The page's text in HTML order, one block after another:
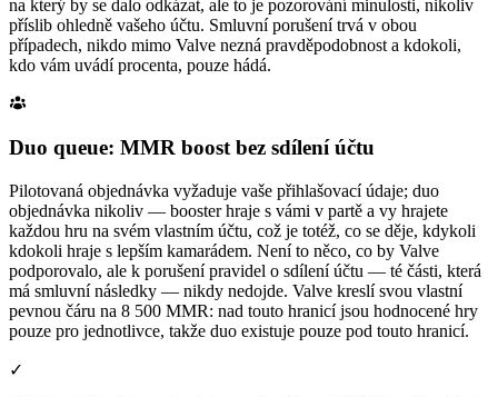
na který by se dalo odkázat, ale to je pozorování minulosti, nikoliv
příslib ohledně vašeho účtu. Smluvní porušení trvá v obou
případech, nikdo mimo Valve nezná pravděpodobnost a kdokoli,
kdo vám uvádí procenta, pouze hádá.
Duo queue: MMR boost bez sdílení účtu
Pilotovaná objednávka vyžaduje vaše přihlašovací údaje; duo
objednávka nikoliv — booster hraje s vámi v partě a vy hrajete
každou hru na svém vlastním účtu, což je totéž, co se děje, kdykoli
kdokoli hraje s lepším kamarádem. Není to něco, co by Valve
podporovalo, ale k porušení pravidel o sdílení účtu — té části, která
má smluvní následky — nikdy nedojde. Valve kreslí svou vlastní
pevnou čáru na 8 500 MMR: nad touto hranicí jsou hodnocené hry
pouze pro jednotlivce, takže duo existuje pouze pod touto hranicí.
✓